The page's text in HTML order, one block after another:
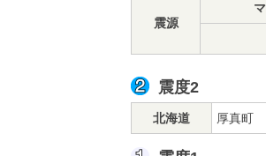
震源
震度2
北海道 厚真町